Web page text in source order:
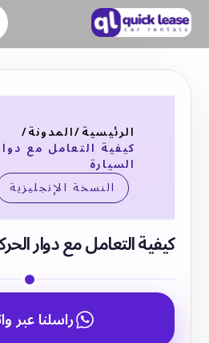
الرئيسية/المدونة/
كيفية التعامل مع
السيارة
النسخة الإنجليزية
كيفية التعامل مع دوار
راسلنا عبر